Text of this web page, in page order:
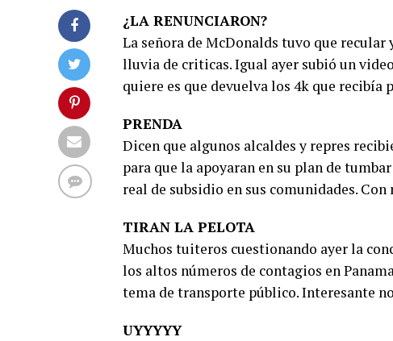
¿LA RENUNCIARON?
La señora de McDonalds tuvo que
lluvia de criticas. Igual ayer subió un
quiere es que devuelva los 4k que
PRENDA
Dicen que algunos alcaldes y repres
para que la apoyaran en su plan de
real de subsidio en sus comunidades.
TIRAN LA PELOTA
Muchos tuiteros cuestionando ayer la
los altos números de contagios en
tema de transporte público. Interesante
UYYYYY